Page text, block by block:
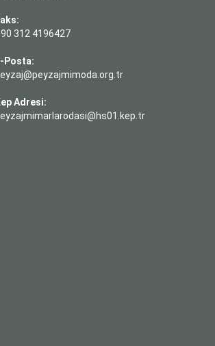
312 4196427
Posta:
Adresi: